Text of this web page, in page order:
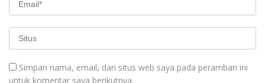
Simpan nama, email, dan situs web saya pada peramban ini
untuk komentar saya berikutnya.